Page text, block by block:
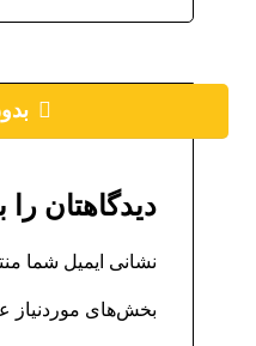
دیدگاهتان را
نشانی ایمیل شما
بخش‌های موردنیاز